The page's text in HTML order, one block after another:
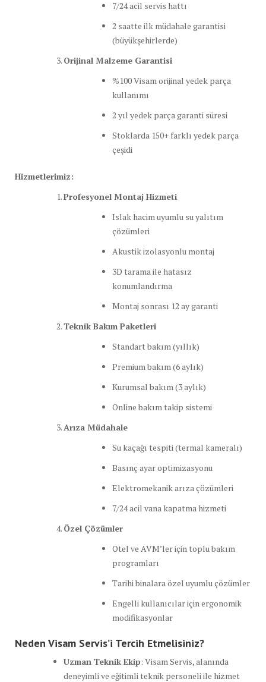
7/24 acil servis hattı
2 saatte ilk müdahale garantisi
(büyükşehirlerde)
Orijinal Malzeme Garantisi
%100 Visam orijinal yedek parça
kullanımı
2 yıl yedek parça garanti süresi
Stoklarda 150+ farklı yedek parça
çeşidi
Hizmetlerimiz:
Profesyonel Montaj Hizmeti
Islak hacim uyumlu su yalıtım
çözümleri
Akustik izolasyonlu montaj
3D tarama ile hatasız
konumlandırma
Montaj sonrası 12 ay garanti
Teknik Bakım Paketleri
Standart bakım (yıllık)
Premium bakım (6 aylık)
Kurumsal bakım (3 aylık)
Online bakım takip sistemi
Arıza Müdahale
Su kaçağı tespiti (termal kameralı)
Basınç ayar optimizasyonu
Elektromekanik arıza çözümleri
7/24 acil vana kapatma hizmeti
Özel Çözümler
Otel ve AVM’ler için toplu bakım
programları
Tarihi binalara özel uyumlu çözümler
Engelli kullanıcılar için ergonomik
modifikasyonlar
Neden Visam Servis’i Tercih Etmelisiniz?
Uzman Teknik Ekip: Visam Servis, alanında
deneyimli ve eğitimli teknik personeli ile hizmet